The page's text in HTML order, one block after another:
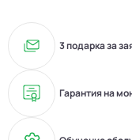
3 подарка за
Гарантия на